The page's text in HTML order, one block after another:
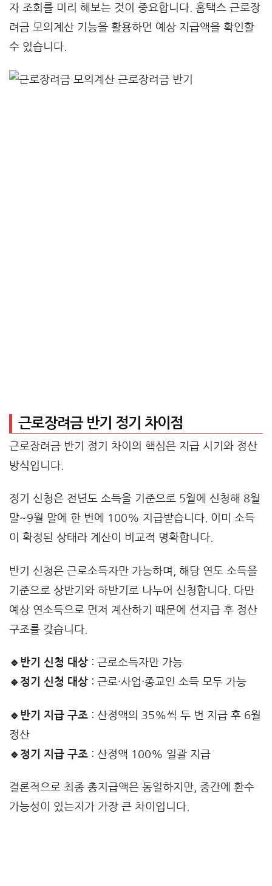
자 조회를 미리 해보는 것이 중요합니다. 홈택스 근로장
려금 모의계산 기능을 활용하면 예상 지급액을 확인할
수 있습니다.
근로장려금 반기 정기 차이점
근로장려금 반기 정기 차이의 핵심은 지급 시기와 정산
방식입니다.
정기 신청은 전년도 소득을 기준으로 5월에 신청해 8월
말~9월 말에 한 번에 100% 지급받습니다. 이미 소득
이 확정된 상태라 계산이 비교적 명확합니다.
반기 신청은 근로소득자만 가능하며, 해당 연도 소득을
기준으로 상반기와 하반기로 나누어 신청합니다. 다만
예상 연소득으로 먼저 계산하기 때문에 선지급 후 정산
구조를 갖습니다.
🔹반기 신청 대상 : 근로소득자만 가능
🔹정기 신청 대상 : 근로·사업·종교인 소득 모두 가능
🔹반기 지급 구조 : 산정액의 35%씩 두 번 지급 후 6월
정산
🔹정기 지급 구조 : 산정액 100% 일괄 지급
결론적으로 최종 총지급액은 동일하지만, 중간에 환수
가능성이 있는지가 가장 큰 차이입니다.